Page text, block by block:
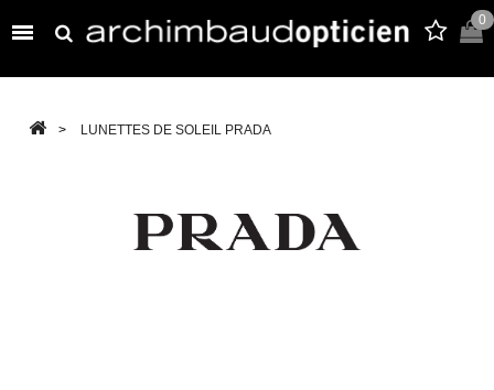
 0
> LUNETTES DE SOLEIL PRADA